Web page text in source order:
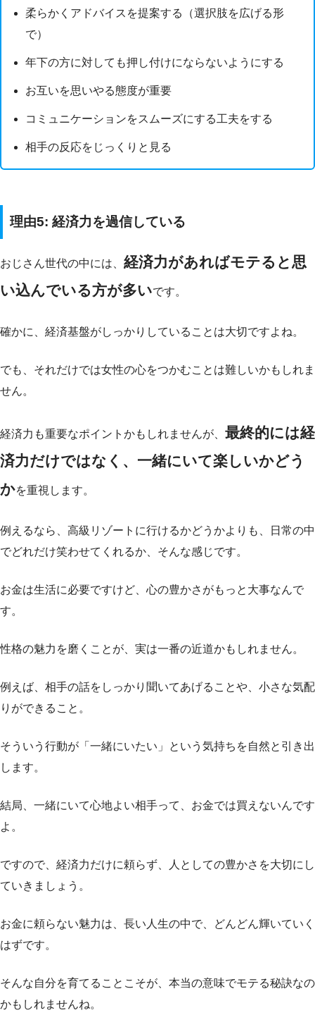
柔らかくアドバイスを提案する（選択肢を広げる形
で）
年下の方に対しても押し付けにならないようにする
お互いを思いやる態度が重要
コミュニケーションをスムーズにする工夫をする
相手の反応をじっくりと見る
理由5: 経済力を過信している
おじさん世代の中には、 経済力があればモテると思
い込んでいる方が多いです。
確かに、経済基盤がしっかりしていることは大切ですよね。
でも、それだけでは女性の心をつかむことは難しいかもしれま
せん。
経済力も重要なポイントかもしれませんが、 最終的には経
済力だけではなく、一緒にいて楽しいかどう
かを重視します。
例えるなら、高級リゾートに行けるかどうかよりも、日常の中
でどれだけ笑わせてくれるか、そんな感じです。
お金は生活に必要ですけど、心の豊かさがもっと大事なんで
す。
性格の魅力を磨くことが、実は一番の近道かもしれません。
例えば、相手の話をしっかり聞いてあげることや、小さな気配
りができること。
そういう行動が「一緒にいたい」という気持ちを自然と引き出
します。
結局、一緒にいて心地よい相手って、お金では買えないんです
よ。
ですので、経済力だけに頼らず、人としての豊かさを大切にし
ていきましょう。
お金に頼らない魅力は、長い人生の中で、どんどん輝いていく
はずです。
そんな自分を育てることこそが、本当の意味でモテる秘訣なの
かもしれませんね。